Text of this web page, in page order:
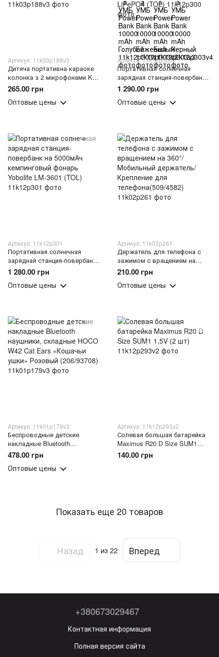
Артикул: 11k03p188v3
Дитяча портативна караоке
колонка з 2 мікрофонами K12/
Акумуляторна колонка/
Караоке колонка, Рожевий
265.00 грн
Оптовые цены
Артикул: 11k12p300
Портативная солнечная
зарядная станция-повербанк
на 6000мАч кемпинговый
фонарь YoboLIFE LM-3605 12V
LiFePO4 (TOL)
1 290.00 грн
Оптовые цены
Артикул: 11k12p301
Портативная солнечная
зарядная станция-повербанк
на 5000мАч кемпинговый
фонарь Yobolife LM-3601 (TOL)
1 280.00 грн
Оптовые цены
Артикул: 11k02p261
Держатель для телефона с
зажимом с вращением на
360°/Мобильный держатель/
Крепление для
телефона(509/4582)
210.00 грн
Оптовые цены
Артикул: 11k01p179v3
Беспроводные детские
накладные Bluetooth
наушники, складные HOCO
W42 Cat Ears «Кошачьи ушки»
Розовый (206/93708)
478.00 грн
Оптовые цены
Артикул: 11k12p293v2
Солевая большая батарейка
Maximus R20 D Size SUM1
1,5V (2 шт)
140.00 грн
Показать еще 20 товаров
Назад 1 из 22 Вперед
+380673029467
Контактная информация
Полная версия сайта